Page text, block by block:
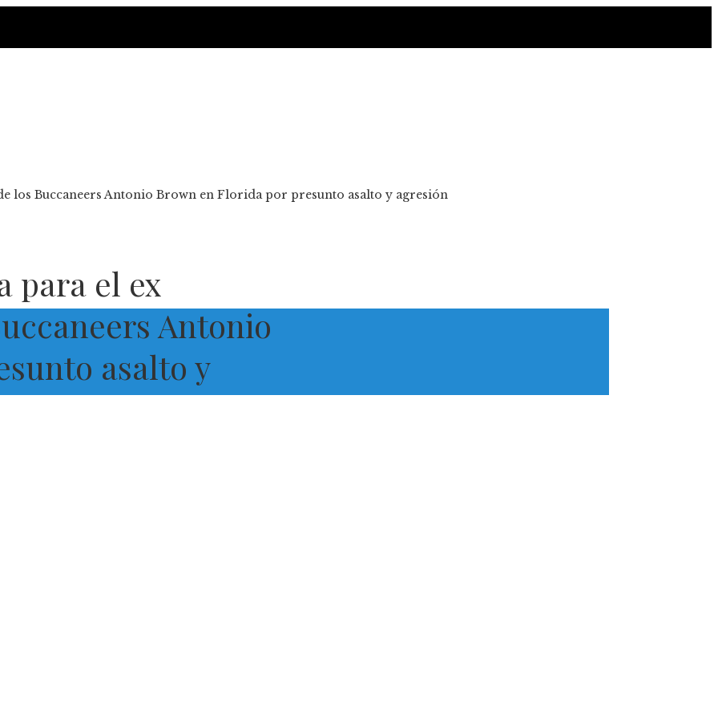
los Buccaneers Antonio Brown en Florida por presunto asalto y agresión
para el ex
Antonio
asalto y